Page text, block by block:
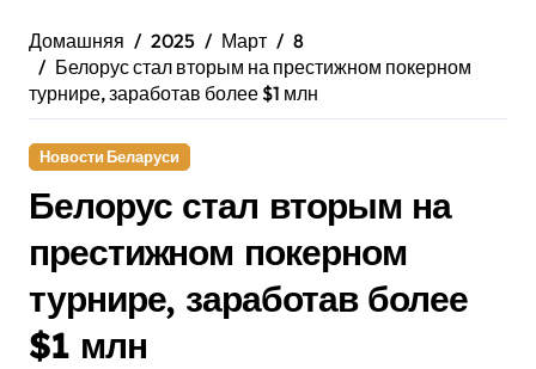
Домашняя 2025 Март
8
Белорус стал вторым на престижном покерном
турнире, заработав более $1 млн
Новости Беларуси
Белорус стал вторым на
престижном покерном
турнире, заработав более
$1 млн